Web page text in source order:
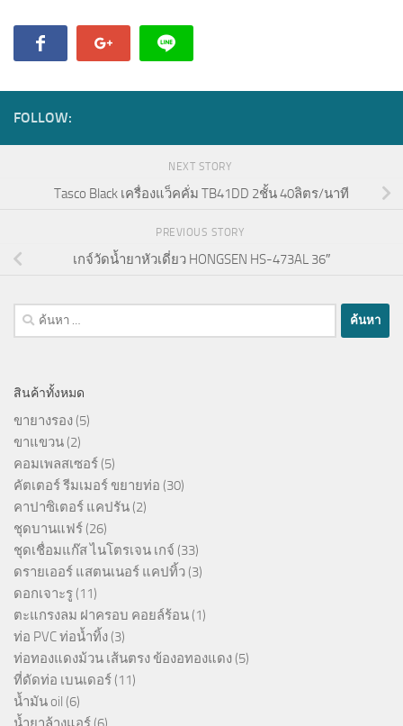
FOLLOW:
NEXT STORY
Tasco Black เครื่องแว็คคั่ม TB41DD 2ชั้น 40ลิตร/นาที
PREVIOUS STORY
เกจ์วัดน้ำยาหัวเดี่ยว HONGSEN HS-473AL 36″
ค้นหา
สำหรับ:
สินค้าทั้งหมด
ขายางรอง (5)
ขาแขวน (2)
คอมเพลสเซอร์ (5)
คัตเตอร์ รีมเมอร์ ขยายท่อ (30)
คาปาซิเตอร์ แคปรัน (2)
ชุดบานแฟร์ (26)
ชุดเชื่อมแก๊ส ไนโตรเจน เกจ์ (33)
ดรายเออร์ แสตนเนอร์ แคปทิ้ว (3)
ดอกเจาะรู (11)
ตะแกรงลม ฝาครอบ คอยล์ร้อน (1)
ท่อ PVC ท่อน้ำทิ้ง (3)
ท่อทองแดงม้วน เส้นตรง ข้องอทองแดง (5)
ที่ดัดท่อ เบนเดอร์ (11)
น้ำมัน oil (6)